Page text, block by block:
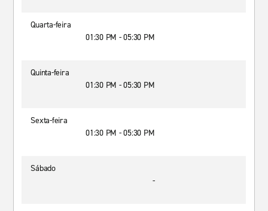
Quarta-feira
01:30 PM - 05:30 PM
Quinta-feira
01:30 PM - 05:30 PM
Sexta-feira
01:30 PM - 05:30 PM
Sábado
-